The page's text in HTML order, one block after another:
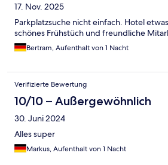
17. Nov. 2025
Parkplatzsuche nicht einfach. Hotel
schönes Frühstüch und freundliche
Bertram, Aufenthalt von 1 Nacht
Verifizierte Bewertung
10/10 – Außergewöhnlich
30. Juni 2024
Alles super
Markus, Aufenthalt von 1 Nacht